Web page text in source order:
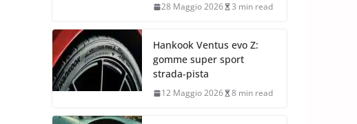
28 Maggio 2026 3 min read
Hankook Ventus evo Z:
gomme super sport
strada-pista
12 Maggio 2026 8 min read